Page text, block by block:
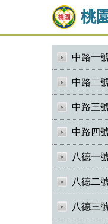
桃
中路一
中路二
中路三
中路四
八德一
八德二
八德三